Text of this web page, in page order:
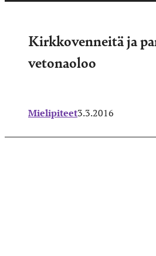
Kirkkovenneitä ja
vetonaoloo
Mielipiteet3.3.2016